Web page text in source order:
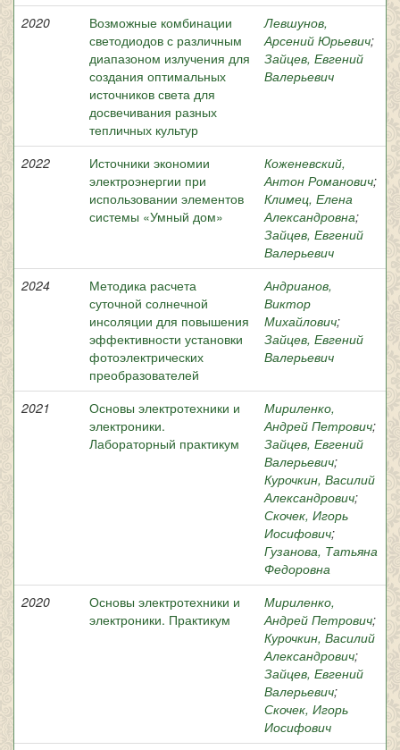
2020
Возможные комбинации
светодиодов с различным
диапазоном излучения для
создания оптимальных
источников света для
досвечивания разных
тепличных культур
Левшунов,
Арсений Юрьевич;
Зайцев, Евгений
Валерьевич
2022
Источники экономии
электроэнергии при
использовании элементов
системы «Умный дом»
Коженевский,
Антон Романович;
Климец, Елена
Александровна;
Зайцев, Евгений
Валерьевич
2024
Методика расчета
суточной солнечной
инсоляции для повышения
эффективности установки
фотоэлектрических
преобразователей
Андрианов,
Виктор
Михайлович;
Зайцев, Евгений
Валерьевич
2021
Основы электротехники и
электроники.
Лабораторный практикум
Мириленко,
Андрей Петрович;
Зайцев, Евгений
Валерьевич;
Курочкин, Василий
Александрович;
Скочек, Игорь
Иосифович;
Гузанова, Татьяна
Федоровна
2020
Основы электротехники и
электроники. Практикум
Мириленко,
Андрей Петрович;
Курочкин, Василий
Александрович;
Зайцев, Евгений
Валерьевич;
Скочек, Игорь
Иосифович